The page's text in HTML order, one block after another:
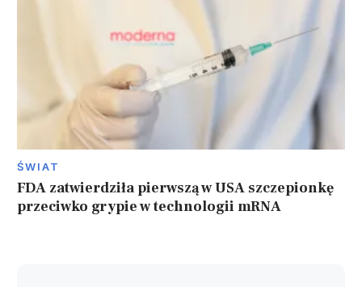
ŚWIAT
FDA zatwierdziła pierwszą w USA szczepionkę
przeciwko grypie w technologii mRNA